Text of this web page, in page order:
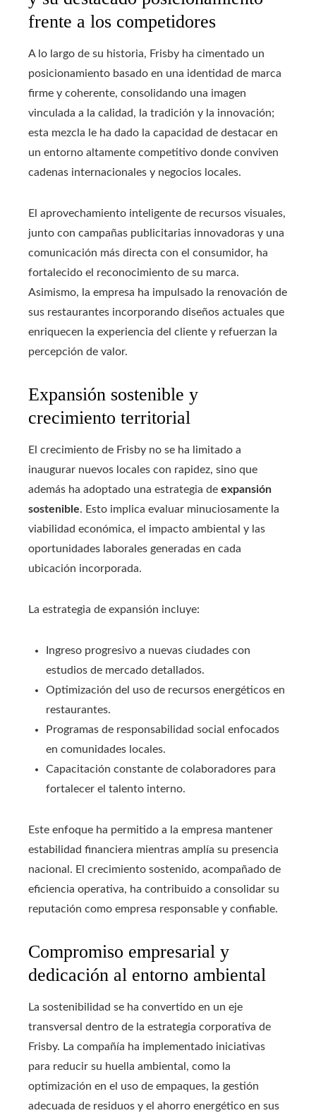
frente a los competidores
A lo largo de su historia, Frisby ha cimentado un
posicionamiento basado en una identidad de marca
firme y coherente, consolidando una imagen
vinculada a la calidad, la tradición y la innovación;
esta mezcla le ha dado la capacidad de destacar en
un entorno altamente competitivo donde conviven
cadenas internacionales y negocios locales.
El aprovechamiento inteligente de recursos visuales,
junto con campañas publicitarias innovadoras y una
comunicación más directa con el consumidor, ha
fortalecido el reconocimiento de su marca.
Asimismo, la empresa ha impulsado la renovación de
sus restaurantes incorporando diseños actuales que
enriquecen la experiencia del cliente y refuerzan la
percepción de valor.
Expansión sostenible y
crecimiento territorial
El crecimiento de Frisby no se ha limitado a
inaugurar nuevos locales con rapidez, sino que
además ha adoptado una estrategia de expansión
sostenible. Esto implica evaluar minuciosamente la
viabilidad económica, el impacto ambiental y las
oportunidades laborales generadas en cada
ubicación incorporada.
La estrategia de expansión incluye:
Ingreso progresivo a nuevas ciudades con
estudios de mercado detallados.
Optimización del uso de recursos energéticos en
restaurantes.
Programas de responsabilidad social enfocados
en comunidades locales.
Capacitación constante de colaboradores para
fortalecer el talento interno.
Este enfoque ha permitido a la empresa mantener
estabilidad financiera mientras amplía su presencia
nacional. El crecimiento sostenido, acompañado de
eficiencia operativa, ha contribuido a consolidar su
reputación como empresa responsable y confiable.
Compromiso empresarial y
dedicación al entorno ambiental
La sostenibilidad se ha convertido en un eje
transversal dentro de la estrategia corporativa de
Frisby. La compañía ha implementado iniciativas
para reducir su huella ambiental, como la
optimización en el uso de empaques, la gestión
adecuada de residuos y el ahorro energético en sus